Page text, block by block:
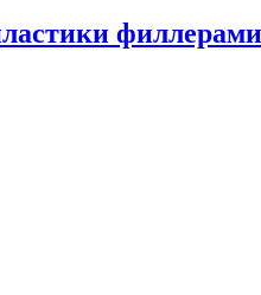
филлерами